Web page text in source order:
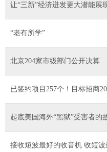
让“三新”经济迸发更大潜能展
“老有所学”
北京204家市级部门公开决算
已签约项目257个！目标招商
起底美国海外“黑狱”受害者的
接收短波最好的收音机 收短